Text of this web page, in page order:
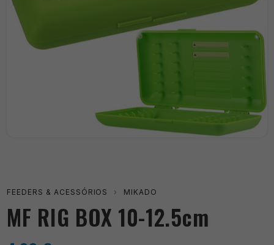
FEEDERS & ACESSÓRIOS › MIKADO
MF RIG BOX 10-12.5cm